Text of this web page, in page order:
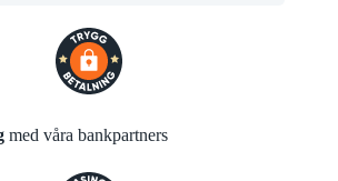
med våra bankpartners